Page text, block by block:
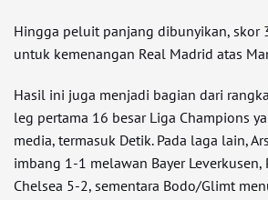
Hingga peluit panjang dibunyikan, skor
untuk kemenangan Real Madrid atas
Hasil ini juga menjadi bagian dari
leg pertama 16 besar Liga Champions
media, termasuk Detik. Pada laga lain,
imbang 1-1 melawan Bayer Leverkusen,
Chelsea 5-2, sementara Bodo/Glimt